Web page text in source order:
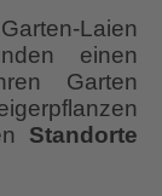
Laien
einen
Garten
Standorte